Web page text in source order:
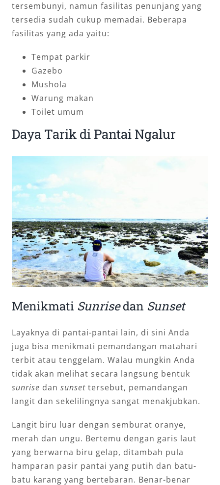
tersembunyi, namun fasilitas penunjang yang
tersedia sudah cukup memadai. Beberapa
fasilitas yang ada yaitu:
Tempat parkir
Gazebo
Mushola
Warung makan
Toilet umum
Daya Tarik di Pantai Ngalur
Menikmati Sunrisedan Sunset
Layaknya di pantai-pantai lain, di sini Anda
juga bisa menikmati pemandangan matahari
terbit atau tenggelam. Walau mungkin Anda
tidak akan melihat secara langsung bentuk
sunrise dan sunset tersebut, pemandangan
langit dan sekelilingnya sangat menakjubkan.
Langit biru luar dengan semburat oranye,
merah dan ungu. Bertemu dengan garis laut
yang berwarna biru gelap, ditambah pula
hamparan pasir pantai yang putih dan batu-
batu karang yang bertebaran. Benar-benar